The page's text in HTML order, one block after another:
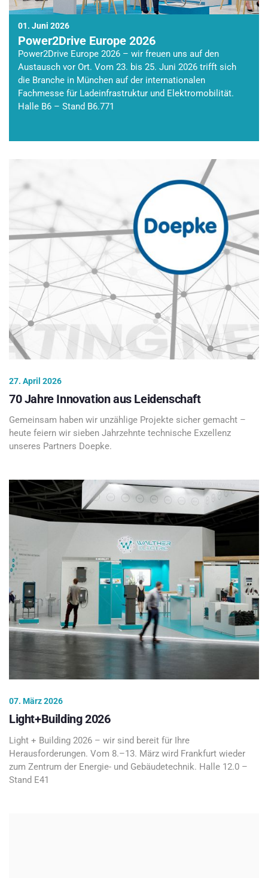
01. Juni 2026
Power2Drive Europe 2026
Power2Drive Europe 2026 – wir freuen uns auf den
Austausch vor Ort. Vom 23. bis 25. Juni 2026 trifft sich
die Branche in München auf der internationalen
Fachmesse für Ladeinfrastruktur und Elektromobilität.
Halle B6 – Stand B6.771
27. April 2026
70 Jahre Innovation aus Leidenschaft
Gemeinsam haben wir unzählige Projekte sicher gemacht –
heute feiern wir sieben Jahrzehnte technische Exzellenz
unseres Partners Doepke.
07. März 2026
Light+Building 2026
Light + Building 2026 – wir sind bereit für Ihre
Herausforderungen. Vom 8.–13. März wird Frankfurt wieder
zum Zentrum der Energie- und Gebäudetechnik. Halle 12.0 –
Stand E41